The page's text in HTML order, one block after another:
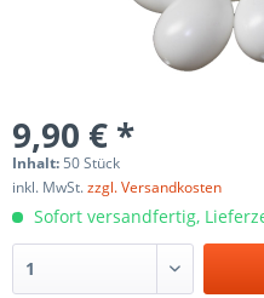
9,90 € *
Inhalt: 50 Stück
inkl. MwSt.zzgl. Versandkosten
Sofort versandfertig,